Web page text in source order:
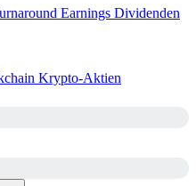
Earnings Dividenden
Krypto-Aktien